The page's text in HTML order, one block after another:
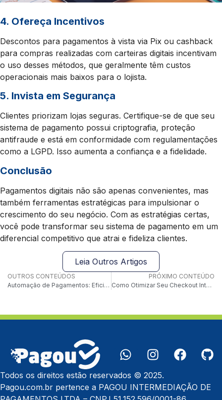
4. Ofereça Incentivos
Descontos para pagamentos à vista via Pix ou cashback
para compras realizadas com carteiras digitais incentivam
o uso desses métodos, que geralmente têm custos
operacionais mais baixos para o lojista.
5. Invista em Segurança
Clientes priorizam lojas seguras. Certifique-se de que seu
sistema de pagamento possui criptografia, proteção
antifraude e está em conformidade com regulamentações
como a LGPD. Isso aumenta a confiança e a fidelidade.
Conclusão
Pagamentos digitais não são apenas convenientes, mas
também ferramentas estratégicas para impulsionar o
crescimento do seu negócio. Com as estratégias certas,
você pode transformar seu sistema de pagamento em um
diferencial competitivo que atrai e fideliza clientes.
Leia Outros Artigos
OUTROS CONTEÚDOS
Automação de Pagamentos: Eficiência, Economia e Controle para Sua Empresa
PRÓXIMO CONTEÚDO
Como Otimizar Seu Checkout Inteligente para Aumentar Conversões em Lojas Virtuais
Todos os direitos estão reservados © 2025.
Pagou.com.br pertence a PAGOU INTERMEDIAÇÃO DE